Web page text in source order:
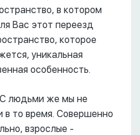
в котором
Вас этот переезд
которое
уникальная
особенность.
людьми же мы не
в то время. Совершенно
взрослые -